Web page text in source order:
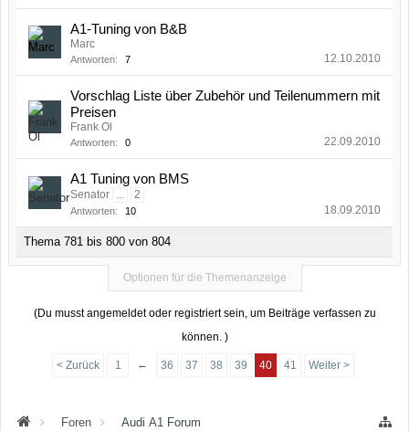
A1-Tuning von B&B
Marc
Antworten: 7 12.10.2010
Vorschlag Liste über Zubehör und Teilenummern mit
Preisen
Frank Ol
Antworten: 0 22.09.2010
A1 Tuning von BMS
Senator ... 2
Antworten: 10 18.09.2010
Thema 781 bis 800 von 804
Optionen für die Themenanzeige
(Du musst angemeldet oder registriert sein, um Beiträge verfassen zu
können. )
< Zurück 1 ← 36 37 38 39 40 41 Weiter >
Foren Audi A1 Forum